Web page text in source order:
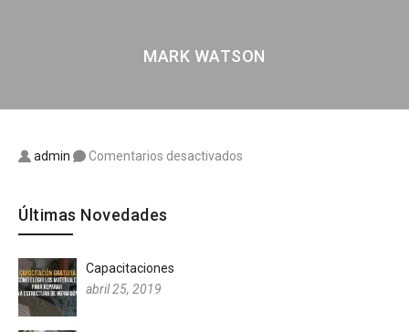
MARK WATSON
Skip to content
admin Comentarios desactivados
Últimas Novedades
Capacitaciones
abril 25, 2019